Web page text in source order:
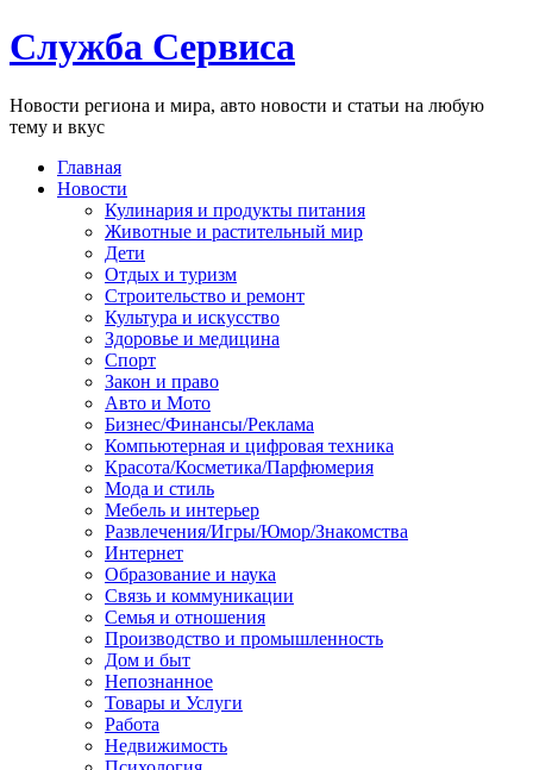
Служба Сервиса
Новости региона и мира, авто новости и статьи на любую
тему и вкус
Главная
Новости
Кулинария и продукты питания
Животные и растительный мир
Дети
Отдых и туризм
Строительство и ремонт
Культура и искусство
Здоровье и медицина
Спорт
Закон и право
Авто и Мото
Бизнес/Финансы/Реклама
Компьютерная и цифровая техника
Красота/Косметика/Парфюмерия
Мода и стиль
Мебель и интерьер
Развлечения/Игры/Юмор/Знакомства
Интернет
Образование и наука
Связь и коммуникации
Семья и отношения
Производство и промышленность
Дом и быт
Непознанное
Товары и Услуги
Работа
Недвижимость